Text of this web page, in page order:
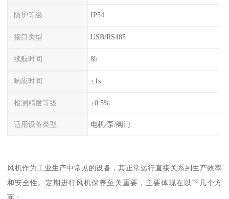
防护等级 IP54
接口类型 USB/RS485
续航时间 8h
响应时间 ≤1s
检测精度等级 ±0.5%
适用设备类型 电机/泵/阀门
风机作为工业生产中常见的设备，其正常运行直接关系到生产效率
和安全性。定期进行风机保养至关重要，主要体现在以下几个方